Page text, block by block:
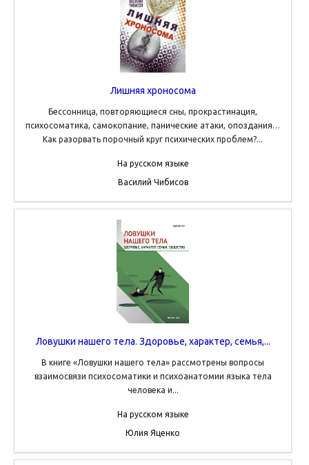
Лишняя хроносома
Бессонница, повторяющиеся сны, прокрастинация,
психосоматика, самокопание, панические атаки, опоздания…
Как разорвать порочный круг психических проблем?...
На русском языке
Василий Чибисов
Ловушки нашего тела. Здоровье, характер, семья,...
В книге «Ловушки нашего тела» рассмотрены вопросы
взаимосвязи психосоматики и психоанатомии языка тела
человека и...
На русском языке
Юлия Яценко